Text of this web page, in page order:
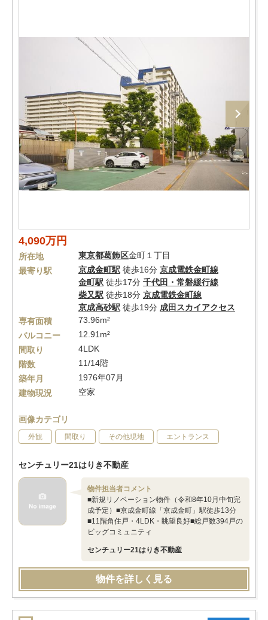
4,090万円
所在地 東京都葛飾区金町１丁目
最寄り駅
京成金町駅 徒歩16分 京成電鉄金町線
金町駅 徒歩17分 千代田・常磐緩行線
柴又駅 徒歩18分 京成電鉄金町線
京成高砂駅 徒歩19分 成田スカイアクセス
専有面積
73.96m²
バルコニー
12.91m²
間取り
4LDK
階数
11/14階
築年月
1976年07月
建物現況
空家
画像カテゴリ
外観 間取り その他現地 エントランス
センチュリー21はりき不動産
物件担当者コメント
■新規リノベーション物件（令和8年10月中旬完
成予定）■京成金町線「京成金町」駅徒歩13分
■11階角住戸・4LDK・眺望良好■総戸数394戸の
ビッグコミュニティ
センチュリー21はりき不動産
物件を詳しく見る